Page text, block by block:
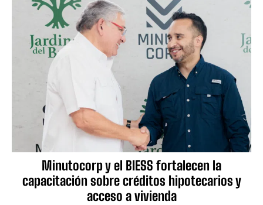
Minutocorp y el BIESS fortalecen la
capacitación sobre créditos hipotecarios y
acceso a vivienda